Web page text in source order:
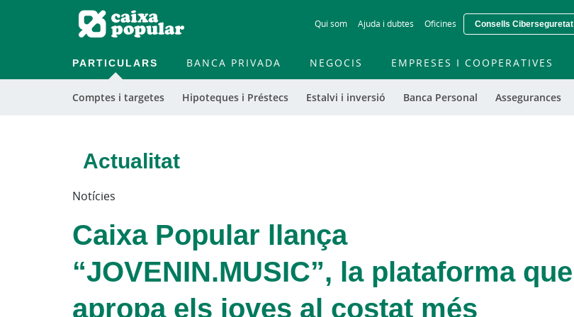
to
contentt
Qui som Ajuda i dubtes Oficines Consells Ciberseguretat
PARTICULARS
Comptes i targetes Hipoteques i Préstecs Estalvi i inversió Banca Personal Assegurances
BANCA PRIVADA NEGOCIS EMPRESES I COOPERATIVES
Actualitat
Notícies
Caixa Popular llança
“JOVENIN.MUSIC”, la plataforma que
apropa els joves al costat més